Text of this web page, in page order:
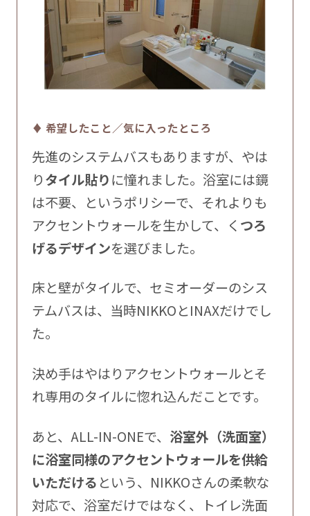
♦ 希望したこと／気に入ったところ
先進のシステムバスもありますが、やは
りタイル貼りに憧れました。浴室には鏡
は不要、というポリシーで、それよりも
アクセントウォールを生かして、く つろ
げるデザインを選びました。
床と壁がタイルで、セミオーダーのシス
テムバスは、当時NIKKOとINAXだけでし
た。
決め手はやはりアクセントウォールとそ
れ専用のタイルに惚れ込んだことです。
あと、ALL-IN-ONEで、 浴室外（洗面室）
に浴室同様のアクセントウォールを供給
いただける という、NIKKOさんの柔軟な
対応で、浴室だけではなく、トイレ洗面